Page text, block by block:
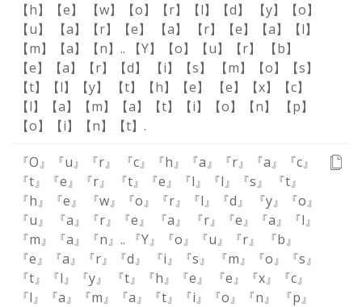
【h】 【e】 【w】 【o】 【r】 【l】 【d】 【y】
【o】
【u】
【a】 【r】 【e】 【a】 【r】 【e】 【a】
【l】
【m】
【a】 【n】 .. 【Y】 【o】 【u】 【r】
【b】
【e】
【a】 【r】 【d】 【i】 【s】 【m】 【o】
【s】
【t】
【l】 【y】 【t】 【h】 【e】 【e】 【x】
【c】
【l】
【a】 【m】 【a】 【t】 【i】 【o】 【n】
【p】
【o】
【i】 【n】 【t】 .
『O』 『u』 『r』 『c』 『h』 『a』 『r』 『a』
『c』
『t』
『e』 『r』 『t』 『e』 『l』 『l』 『s』
『t』
『h』
『e』 『w』 『o』 『r』 『l』 『d』 『y』
『o』
『u』
『a』 『r』 『e』 『a』 『r』 『e』 『a』
『l』
『m』
『a』 『n』 .. 『Y』 『o』 『u』 『r』
『b』
『e』
『a』 『r』 『d』 『i』 『s』 『m』 『o』
『s』
『t』
『l』 『y』 『t』 『h』 『e』 『e』 『x』
『c』
『l』
『a』 『m』 『a』 『t』 『i』 『o』 『n』
『p』